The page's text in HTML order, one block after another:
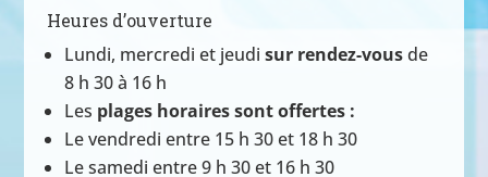
Heures d’ouverture
Lundi, mercredi et jeudi sur rendez-vousde
8 h 30 à 16 h
Les plages horaires sont offertes :
Le vendredi entre 15 h 30 et 18 h 30
Le samedi entre 9 h 30 et 16 h 30